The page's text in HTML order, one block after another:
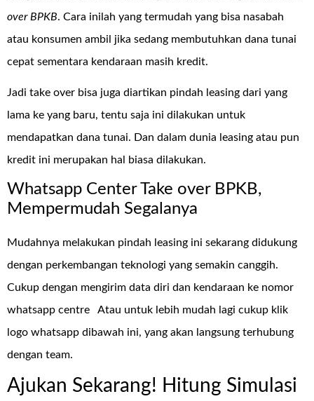
over BPKB. Cara inilah yang termudah yang bisa nasabah
atau konsumen ambil jika sedang membutuhkan dana tunai
cepat sementara kendaraan masih kredit.
Jadi take over bisa juga diartikan pindah leasing dari yang
lama ke yang baru, tentu saja ini dilakukan untuk
mendapatkan dana tunai. Dan dalam dunia leasing atau pun
kredit ini merupakan hal biasa dilakukan.
Whatsapp Center Take over BPKB,
Mempermudah Segalanya
Mudahnya melakukan pindah leasing ini sekarang didukung
dengan perkembangan teknologi yang semakin canggih.
Cukup dengan mengirim data diri dan kendaraan ke nomor
whatsapp centre
Atau untuk lebih mudah lagi cukup klik
logo whatsapp dibawah ini, yang akan langsung terhubung
dengan team.
Ajukan Sekarang! Hitung Simulasi